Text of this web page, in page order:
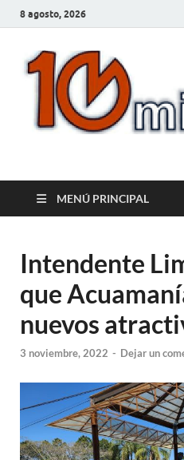
8 agosto, 2026
MENÚ PRINCIPAL
Intendente
que
nuevos
3 noviembre, 2022 - Dejar un